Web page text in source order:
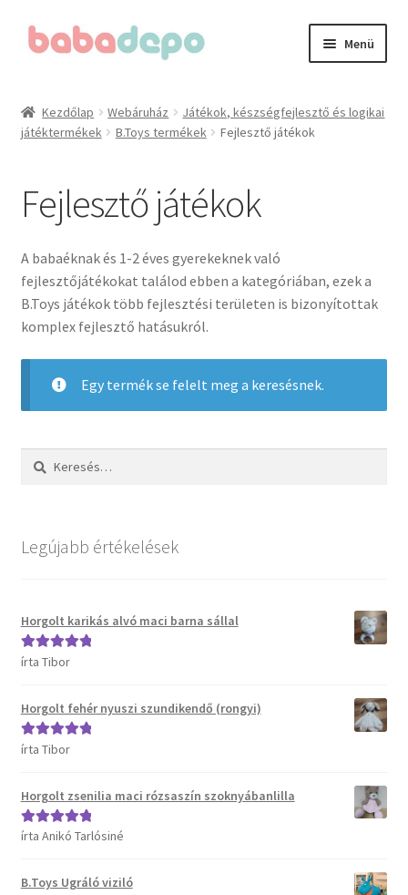
Ugrás
Kilépés
Menü
A fiókom
Adatvédelmi irányelvek
Általános Szerződési Feltételek (ÁSZF)
Blog
Cégünkről
Elérhetőségeink
Pénztár
B.Toys termékeink
Bristle Blocks építőjátékok
DJECO termékeink
Satch táskák, tolltartók és kiegészítők
Kezdőlap Webáruház
Játékok, készségfejlesztő és logikai
játéktermékek
B.Toys termékek Fejlesztő játékok
Fejlesztő játékok
A babaéknak és 1-2 éves gyerekeknek való
fejlesztőjátékokat találod ebben a kategóriában, ezek a
B.Toys játékok több fejlesztési területen is bizonyítottak
komplex fejlesztő hatásukról.
Egy termék se felelt meg a keresésnek.
Keresés:
Legújabb értékelések
Horgolt karikás alvó maci barna sállal
Értékelés:
írta Tibor
Horgolt fehér nyuszi szundikendő (rongyi)
Értékelés:
írta Tibor
Horgolt zsenilia maci rózsaszín szoknyábanlilla
Értékelés:5/
írta Anikó Tarlósiné
B.Toys Ugráló viziló